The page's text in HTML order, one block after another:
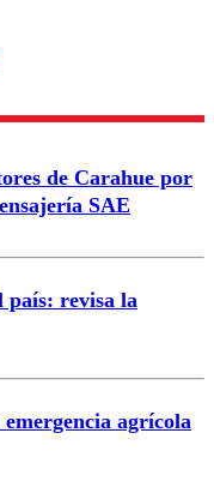
garantizar un
de Carahue por
SAE
país: revisa la
agrícola